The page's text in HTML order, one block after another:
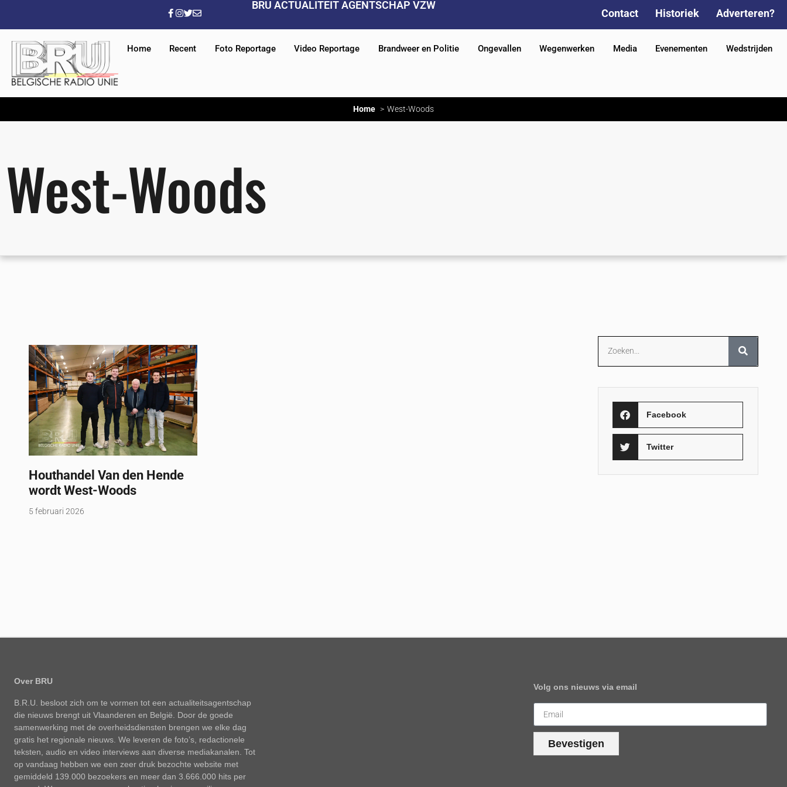
BRU ACTUALITEIT AGENTSCHAP VZW
Contact Historiek Adverteren?
Home Recent Foto Reportage Video Reportage Brandweer en Politie Ongevallen Wegenwerken Media Evenementen Wedstrijden
Home West-Woods
West-Woods
Houthandel Van den Hende
wordt West-Woods
5 februari 2026
Facebook
Twitter
Over BRU
B.R.U. besloot zich om te vormen tot een actualiteitsagentschap
die nieuws brengt uit Vlaanderen en België. Door de goede
samenwerking met de overheidsdiensten brengen we elke dag
gratis het regionale nieuws. We leveren de foto’s, redactionele
teksten, audio en video interviews aan diverse mediakanalen. Tot
op vandaag hebben we een zeer druk bezochte website met
gemiddeld 139.000 bezoekers en meer dan 3.666.000 hits per
Volg ons nieuws via email
Bevestigen